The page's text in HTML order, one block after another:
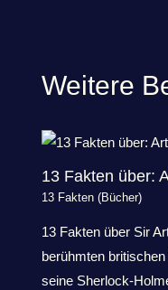
Weitere
13 Fakten über:
13 Fakten (Bücher)
13 Fakten über Sir
berühmten
seine Sherlock-